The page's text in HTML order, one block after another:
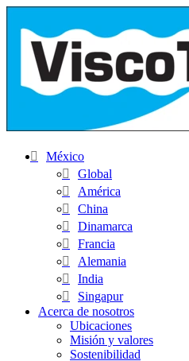
México
Global
América
China
Dinamarca
Francia
Alemania
India
Singapur
Acerca de nosotros
Ubicaciones
Misión y valores
Sostenibilidad